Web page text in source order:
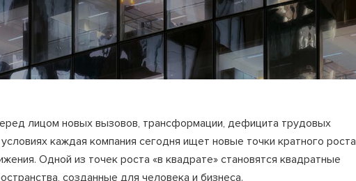
лицом новых вызовов, трансформации, дефицита трудовых
каждая компания сегодня ищет новые точки кратного роста
Одной из точек роста «в квадрате» становятся квадратные
созданные для человека и бизнеса.